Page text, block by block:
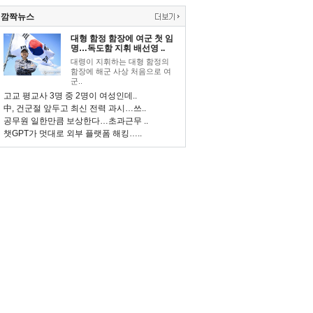
깜짝뉴스
대형 함정 함장에 여군 첫 임
명…독도함 지휘 배선영 ..
대령이 지휘하는 대형 함정의
함장에 해군 사상 처음으로 여
군..
고교 평교사 3명 중 2명이 여성인데..
中, 건군절 앞두고 최신 전력 과시…쓰..
공무원 일한만큼 보상한다…초과근무 ..
챗GPT가 멋대로 외부 플랫폼 해킹…..